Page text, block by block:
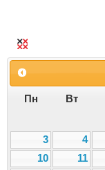
Пн Вт
3
4
10
11